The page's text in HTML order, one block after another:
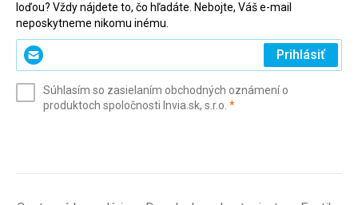
loďou? Vždy nájdete to, čo hľadáte. Nebojte, Váš e-mail
neposkytneme nikomu inému.
Zadajte
svoj
(povinné)
Prihlásiť
Súhlasím so zasielaním obchodných oznámení o
produktoch spoločnosti Invia.sk, s.r.o. *(povinné)